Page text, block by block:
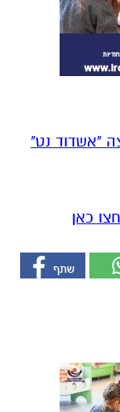
"אשדוד נט"
כאן